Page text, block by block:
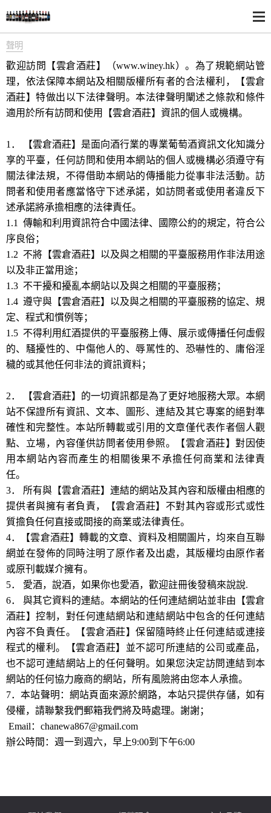
聲明
歡迎訪問【雲倉酒莊】（www.winey.hk）。為了規範網站管
理，依法保障本網站及相關版權所有者的合法權利，【雲倉
酒莊】特做出以下法律聲明。本法律聲明闡述之條款和條件
適用於所有訪問和使用【雲倉酒莊】資訊的個人或機構。
1． 【雲倉酒莊】是面向酒行業的專業葡萄酒資訊文化知識分
享的平臺，任何訪問和使用本網站的個人或機構必須遵守有
關法律法規，不得借助本網站的傳播能力從事非法活動。訪
問者和使用者應當恪守下述承諾，如訪問者或使用者違反下
述承諾將承擔相應的法律責任。
1.1 傳輸和利用資訊符合中國法律、國際公約的規定，符合公
序良俗；
1.2 不將【雲倉酒莊】以及與之相關的平臺服務用作非法用途
以及非正當用途；
1.3 不干擾和擾亂本網站以及與之相關的平臺服務；
1.4 遵守與【雲倉酒莊】以及與之相關的平臺服務的協定、規
定、程式和慣例等；
1.5 不得利用紅酒提供的平臺服務上傳、展示或傳播任何虛假
的、騷擾性的、中傷他人的、辱駡性的、恐嚇性的、庸俗淫
穢的或其他任何非法的資訊資料；
2． 【雲倉酒莊】的一切資訊都是為了更好地服務大眾。本網
站不保證所有資訊、文本、圖形、連結及其它專案的絕對準
確性和完整性。本站所轉載或引用的文章僅代表作者個人觀
點、立場，內容僅供訪問者使用參照。【雲倉酒莊】對因使
用本網站內容而產生的相關後果不承擔任何商業和法律責
任。
3． 所有與【雲倉酒莊】連結的網站及其內容和版權由相應的
提供者與擁有者負責，【雲倉酒莊】不對其內容或形式或性
質擔負任何直接或間接的商業或法律責任。
4．【雲倉酒莊】轉載的文章、資料及相關圖片，均來自互聯
網並在發佈的同時注明了原作者及出處，其版權均由原作者
或原刊載媒介擁有。
5． 愛酒，說酒，如果你也愛酒，歡迎註冊後發稿來說說.
6． 與其它資料的連結。本網站的任何連結網站並非由【雲倉
酒莊】控制，對任何連結網站和連結網站中包含的任何連結
內容不負責任。【雲倉酒莊】保留隨時終止任何連結或連接
程式的權利。【雲倉酒莊】並不認可所連結的公司或產品，
也不認可連結網站上的任何聲明。如果您決定訪問連結到本
網站的任何協力廠商的網站，所有風險將由您本人承擔。
7．本站聲明：網站頁面來源於網路，本站只提供存儲，如有
侵權，請聯繫我們郵箱我們將及時處理。謝謝；
Email：chanewa867@gmail.com
辦公時間：週一到週六，早上9:00到下午6:00